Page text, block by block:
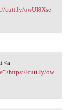
cutt.ly/owUI8Xse
<a
cutt.ly/ow